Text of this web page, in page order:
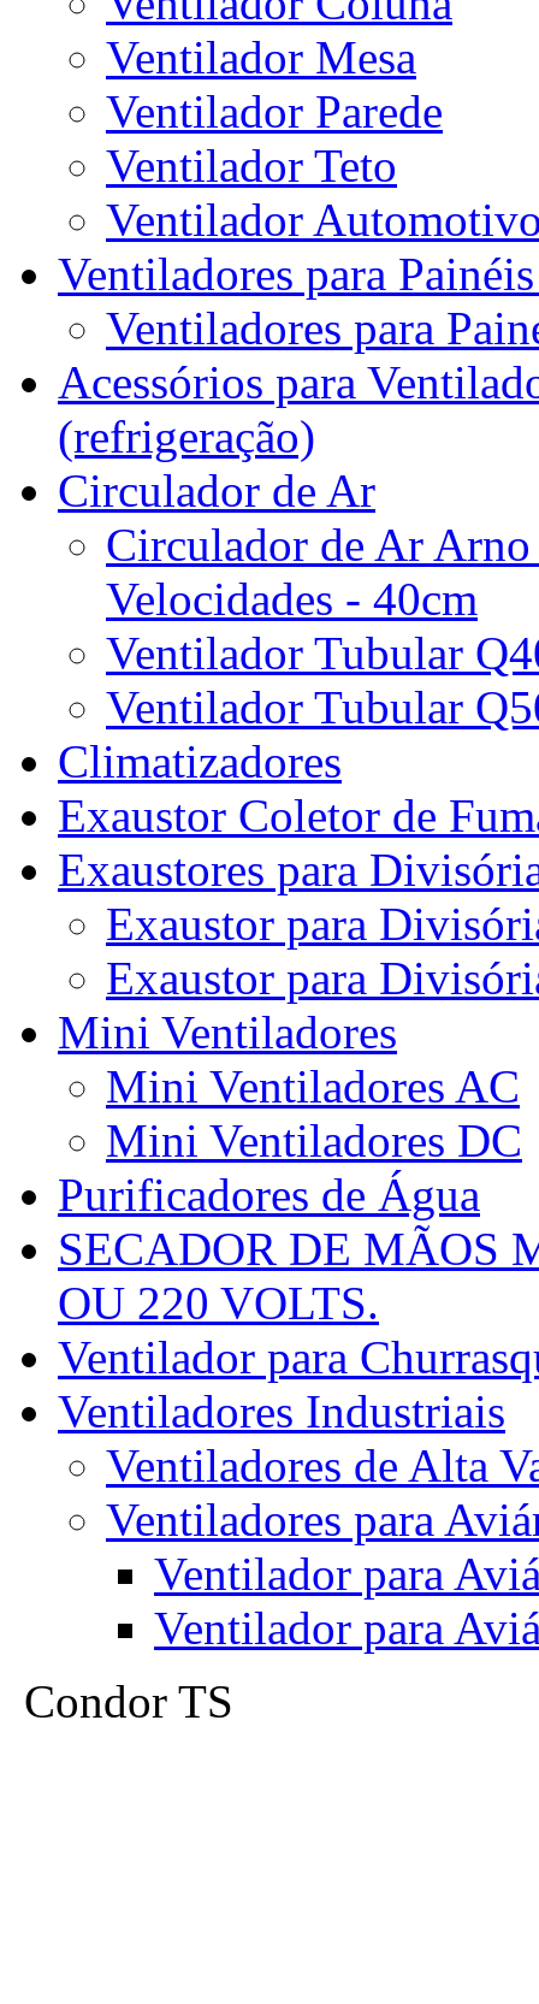
Ventilador Mesa
Ventilador Parede
Ventilador Teto
Ventilador
Ventiladores para
Ventiladores para
Acessórios para
(refrigeração)
Circulador de Ar
Circulador de Ar
Velocidades - 40cm
Ventilador Tubular
Ventilador Tubular
Climatizadores
Exaustor Coletor de
Exaustores para
Exaustor para
Exaustor para
Mini Ventiladores
Mini Ventiladores AC
Mini Ventiladores DC
Purificadores de Água
SECADOR DE MÃOS
OU 220 VOLTS.
Ventilador para
Ventiladores Industriais
Ventiladores de Alta
Ventiladores para
Ventilador para
Ventilador para
Condor TS